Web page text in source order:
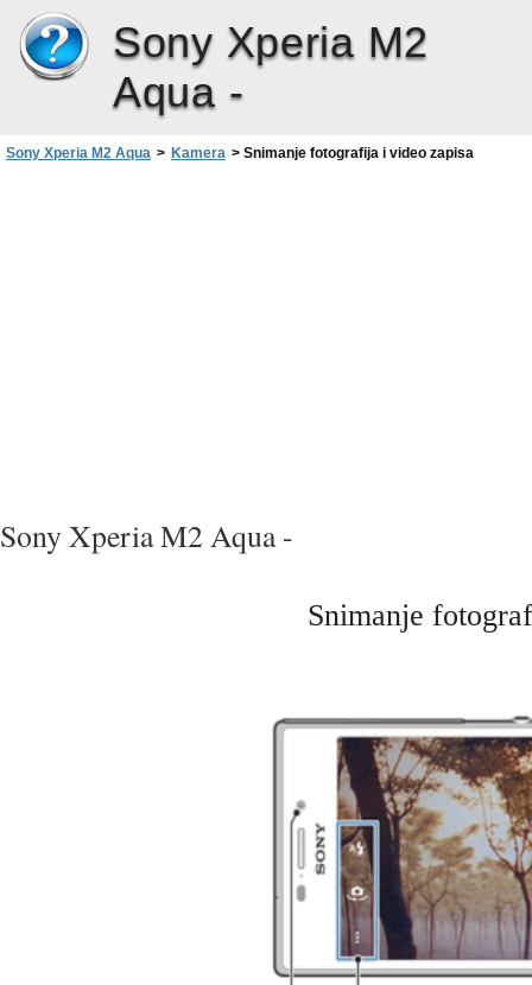
Sony Xperia M2
Aqua -
Sony Xperia M2 Aqua > Kamera > Snimanje fotografija i video zapisa
Sony Xperia M2 Aqua -
Snimanje